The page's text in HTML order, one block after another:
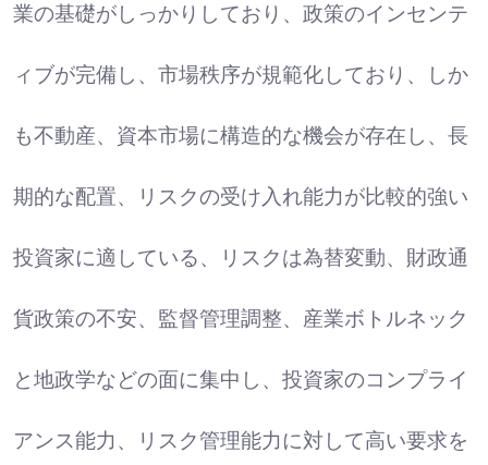
業の基礎がしっかりしており、政策のインセンテ
ィブが完備し、市場秩序が規範化しており、しか
も不動産、資本市場に構造的な機会が存在し、長
期的な配置、リスクの受け入れ能力が比較的強い
投資家に適している、リスクは為替変動、財政通
貨政策の不安、監督管理調整、産業ボトルネック
と地政学などの面に集中し、投資家のコンプライ
アンス能力、リスク管理能力に対して高い要求を